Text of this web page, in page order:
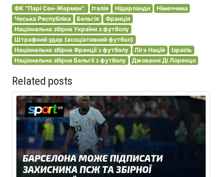
ФК "Парі Сен-Жермен". Італія Нідерланди
Німеччина
Чеська Республіка
Бельгія
Франція
Національна збірна України з футболу
Штрафний удар (асоціативний футбол)
Національна збірна Франції з футболу
Ліга Націй
Ізраїль
Національна збірна Бельгії з футболу
Джованні Ді Лоренцо
Related posts